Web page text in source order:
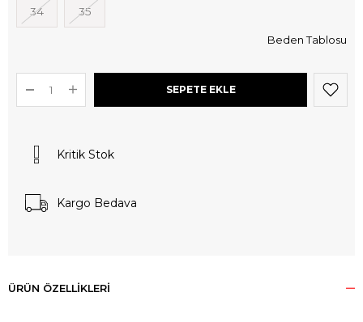
34 35
Beden Tablosu
Kritik Stok
Kargo Bedava
ÜRÜN ÖZELLIKLERI